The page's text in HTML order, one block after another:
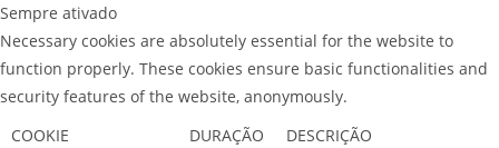
Sempre ativado
Necessary cookies are absolutely essential for the website to
function properly. These cookies ensure basic functionalities and
security features of the website, anonymously.
COOKIE
DURAÇÃO DESCRIÇÃO